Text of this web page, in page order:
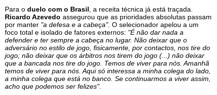
Para o duelo com o Brasil , a receita técnica já está traçada.
Ricardo Azevedo assegurou que as prioridades absolutas passam
por manter "a defesa e a cabeça". O selecionador apelou a um
foco total e isolado de fatores externos: "É não dar nada a
defender e ter sempre a cabeça no lugar. Não deixar que o
adversário no estilo de jogo, fisicamente, por contactos, nos tire do
jogo; não deixar que os árbitros nos tirem do jogo (...) não deixar
que a bancada nos tire do jogo. Temos de viver para nós. Amanhã
temos de viver para nós. Aqui só interessa a minha colega do lado,
a minha colega que está no banco. Se continuarmos a viver assim,
acho que podemos ser felizes".